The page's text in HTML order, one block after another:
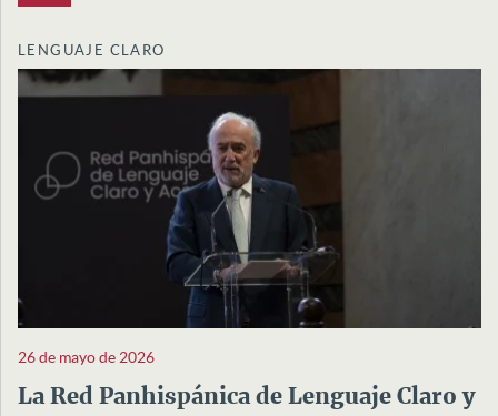
LENGUAJE CLARO
26 de mayo de 2026
La Red Panhispánica de Lenguaje Claro y